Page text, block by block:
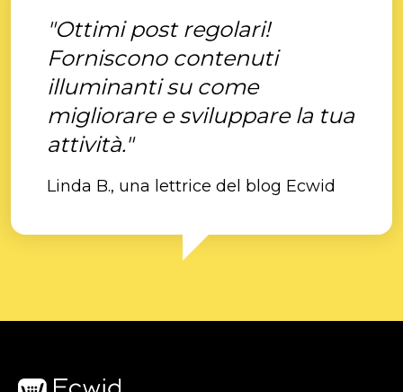
"Ottimi post regolari!
Forniscono contenuti
illuminanti su come
migliorare e sviluppare la tua
attività."
Linda B., una lettrice del blog Ecwid